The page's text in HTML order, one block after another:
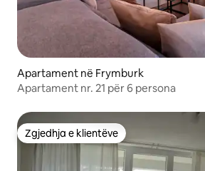
Apartament në Frymburk
Apartament nr. 21 për 6 persona
Zgjedhja e klientëve
Zgjedhja e klientëve